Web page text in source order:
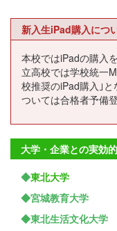
新入生iPad購入につ
本校ではiPadの購入
立高校では学校統一
校推奨のiPad購入｣
ついては合格者予備
大学・企業との実効
◆東北大学
◆宮城教育大学
◆東北生活文化大学